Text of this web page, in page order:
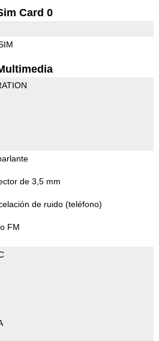
Card 0
de 3,5 mm
de ruido (teléfono)
FM